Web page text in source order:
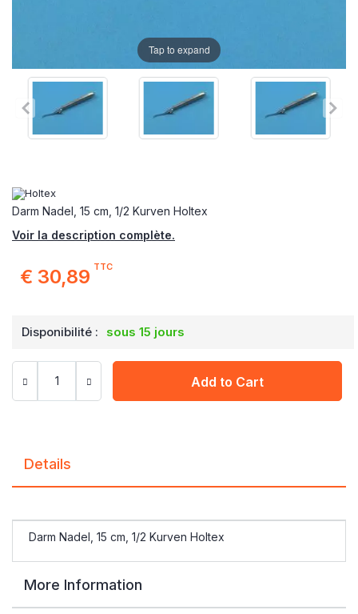
Darm Nadel, 15 cm, 1/2 Kurven Holtex
Voir la description complète.
€ 30,89 TTC
Disponibilité : sous 15 jours
Add to Cart
Tap to expand
Details
Darm Nadel, 15 cm, 1/2 Kurven Holtex
More Information